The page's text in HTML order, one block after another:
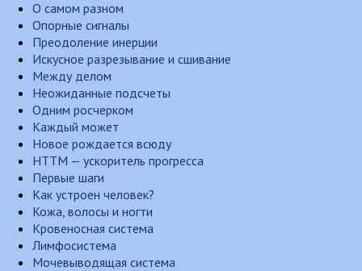
О самом разном
Опорные сигналы
Преодоление инерции
Искусное разрезывание и сшивание
Между делом
Неожиданные подсчеты
Одним росчерком
Каждый может
Новое рождается всюду
НТТМ — ускоритель прогресса
Первые шаги
Как устроен человек?
Кожа, волосы и ногти
Кровеносная система
Лимфосистема
Мочевыводящая система